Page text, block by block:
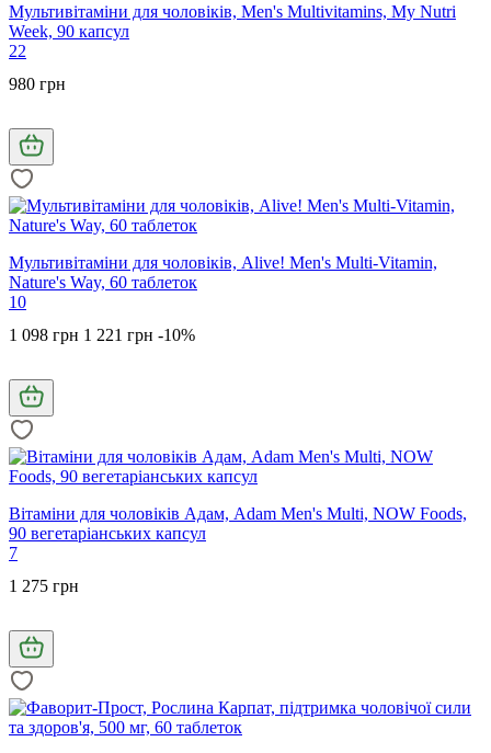
Мультивітаміни для чоловіків, Men's Multivitamins, My Nutri
Week, 90 капсул
22
980 грн
Мультивітаміни для чоловіків, Alive! Men's Multi-Vitamin,
Nature's Way, 60 таблеток
10
1 098 грн 1 221 грн -10%
Вітаміни для чоловіків Адам, Adam Men's Multi, NOW Foods,
90 вегетаріанських капсул
7
1 275 грн